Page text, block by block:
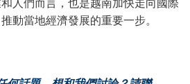
人們而言，也是越南加快走向國際
動當地經濟發展的重要一步。